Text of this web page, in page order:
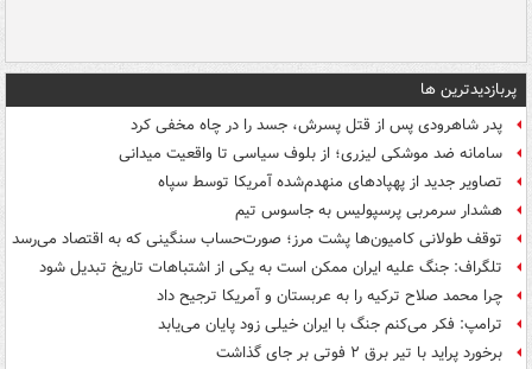
پربازدیدترین ها
پدر شاهرودی پس از قتل پسرش، جسد را در چاه مخفی کرد
سامانه ضد موشکی لیزری؛ از بلوف سیاسی تا واقعیت میدانی
تصاویر جدید از پهپادهای منهدم‌شده آمریکا توسط سپاه
هشدار سرمربی پرسپولیس به جاسوس تیم
توقف طولانی کامیون‌ها پشت مرز؛ صورت‌حساب سنگینی که به اقتصاد می‌رسد
تلگراف: جنگ علیه ایران ممکن است به یکی از اشتباهات تاریخ تبدیل شود
چرا محمد صلاح ترکیه را به عربستان و آمریکا ترجیح داد
ترامپ: فکر می‌کنم جنگ با ایران خیلی زود پایان می‌یابد
برخورد پراید با تیر برق ۲ فوتی بر جای گذاشت